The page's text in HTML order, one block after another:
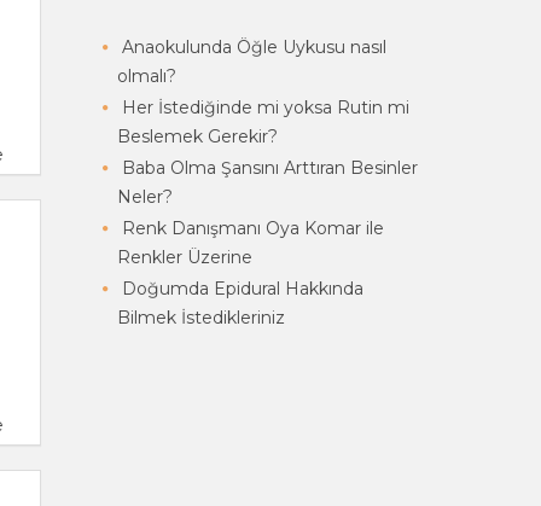
Anaokulunda Öğle Uykusu nasıl
olmalı?
Her İstediğinde mi yoksa Rutin mi
Beslemek Gerekir?
Baba Olma Şansını Arttıran Besinler
Neler?
Renk Danışmanı Oya Komar ile
Renkler Üzerine
Doğumda Epidural Hakkında
Bilmek İstedikleriniz